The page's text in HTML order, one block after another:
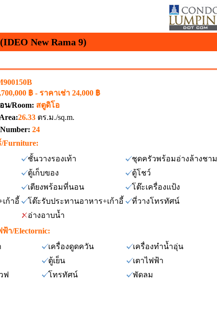
New Rama 9)
฿ - ราคาเช่า 24,000 ฿
น/Room: สตูดิโอ
26.33 ตร.ม./sq.m.
24
/Furniture:
ชั้นวางรองเท้า
ชุดครัวพร้อมอ่างล้างชาม
ตู้เก็บของ
ตู้โชว์
เตียงพร้อมที่นอน
โต๊ะเครื่องแป้ง
ก้าอี้
โต๊ะรับประทานอาหาร+เก้าอี้
ที่วางโทรทัศน์
อ่างอาบน้ำ
ฟ้า/Electornic:
เครื่องดูดควัน
เครื่องทำน้ำอุ่น
ตู้เย็น
เตาไฟฟ้า
ฟ
โทรทัศน์
พัดลม